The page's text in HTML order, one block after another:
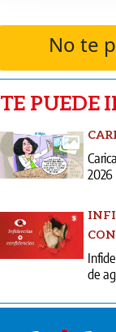
No te
TE PUEDE
2026
de